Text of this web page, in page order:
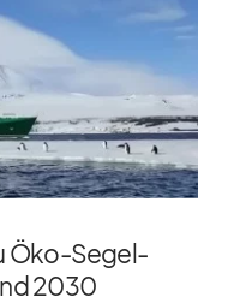
Öko-Segel-
2030